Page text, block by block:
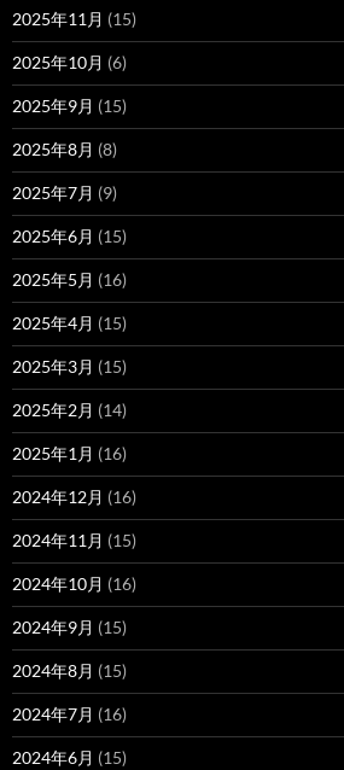
2025年11月 (15)
2025年10月 (6)
2025年9月 (15)
2025年8月 (8)
2025年7月 (9)
2025年6月 (15)
2025年5月 (16)
2025年4月 (15)
2025年3月 (15)
2025年2月 (14)
2025年1月 (16)
2024年12月 (16)
2024年11月 (15)
2024年10月 (16)
2024年9月 (15)
2024年8月 (15)
2024年7月 (16)
2024年6月 (15)